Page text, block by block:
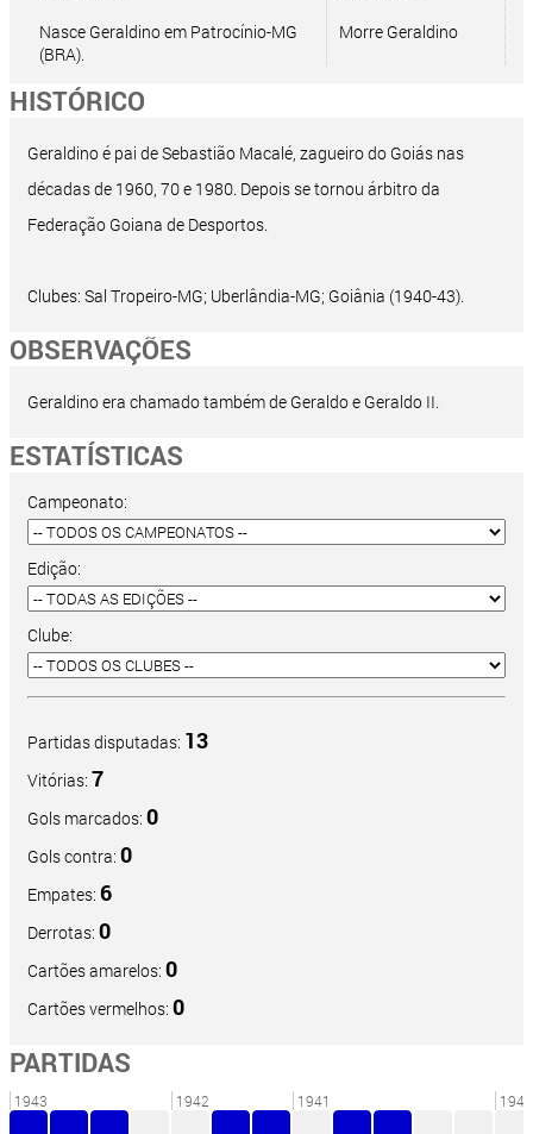
Nasce Geraldino em Patrocínio-MG
(BRA).
Morre Geraldino
HISTÓRICO
Geraldino é pai de Sebastião Macalé, zagueiro do Goiás nas
décadas de 1960, 70 e 1980. Depois se tornou árbitro da
Federação Goiana de Desportos.
Clubes: Sal Tropeiro-MG; Uberlândia-MG; Goiânia (1940-43).
OBSERVAÇÕES
Geraldino era chamado também de Geraldo e Geraldo II.
ESTATÍSTICAS
Campeonato:
Edição:
Clube:
Partidas disputadas: 13
Vitórias: 7
Gols marcados: 0
Gols contra: 0
Empates: 6
Derrotas: 0
Cartões amarelos: 0
Cartões vermelhos: 0
PARTIDAS
1943 1942 1941 1940